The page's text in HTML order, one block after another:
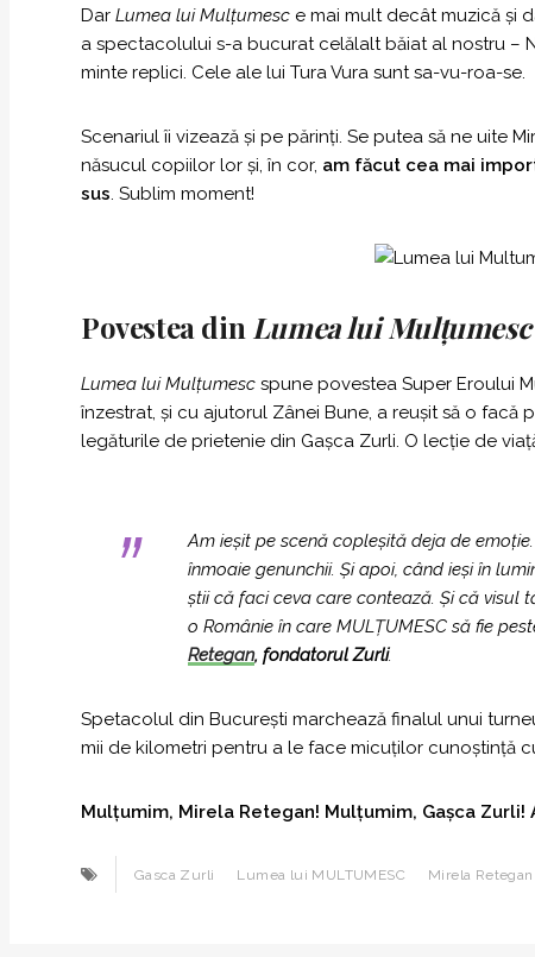
Dar Lumea lui Mulțumesc e mai mult decât muzică și
a spectacolului s-a bucurat celălalt băiat al nostru –
minte replici. Cele ale lui Tura Vura sunt sa-vu-roa-se.
Scenariul îi vizează și pe părinți. Se putea să ne uite
năsucul copiilor lor și, în cor, am făcut cea mai
sus. Sublim moment!
Povestea din Lumea lui Mulțumesc
Lumea lui Mulțumesc spune povestea Super Eroului
înzestrat, și cu ajutorul Zânei Bune, a reușit să o
legăturile de prietenie din Gașca Zurli. O lecție de
Am ieșit pe scenă copleșită deja de
înmoaie genunchii. Și apoi, când ieși în
știi că faci ceva care contează. Și că visul
o Românie în care MULȚUMESC să fie
Retegan, fondatorul Zurli.
Spetacolul din București marchează finalul unui
mii de kilometri pentru a le face micuților cunoștință
Mulțumim, Mirela Retegan! Mulțumim, Gașca
Gasca Zurli Lumea lui MULTUMESC Mirela Retegan